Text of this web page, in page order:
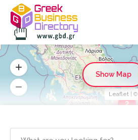
2
Leaflet | ©
Show Map